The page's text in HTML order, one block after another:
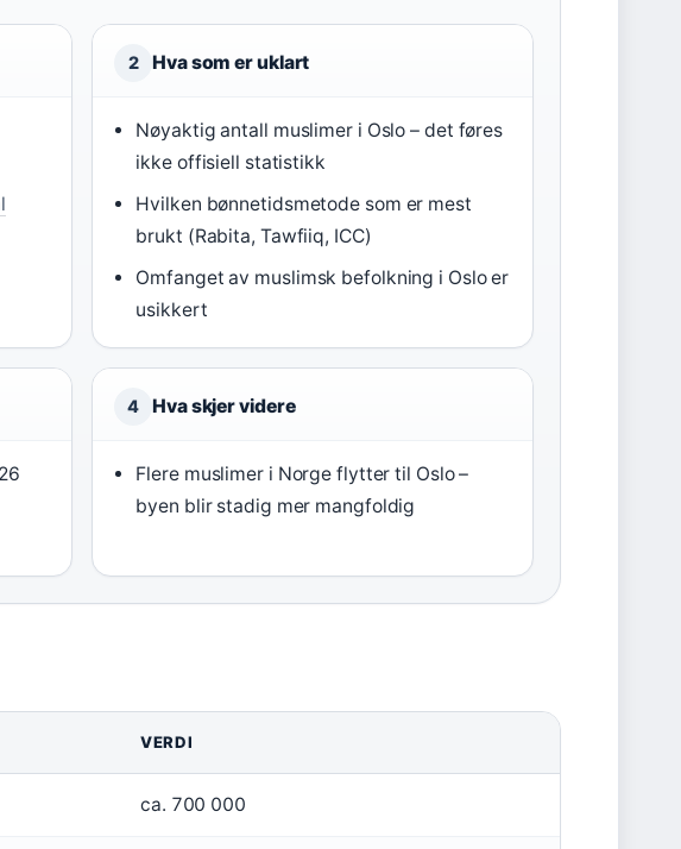
2 Hva som er uklart
Nøyaktig antall muslimer i Oslo – det føres
ikke offisiell statistikk
Hvilken bønnetidsmetode som er mest
brukt (Rabita, Tawfiiq, ICC)
Omfanget av muslimsk befolkning i Oslo er
usikkert
4 Hva skjer videre
Flere muslimer i Norge flytter til Oslo –
byen blir stadig mer mangfoldig
VERDI
ca. 700 000